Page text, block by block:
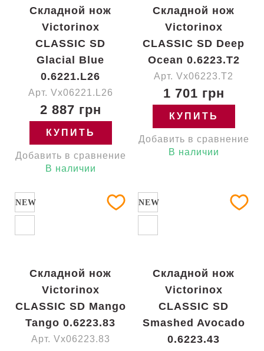
Складной нож
Victorinox
CLASSIC SD
Glacial Blue
0.6221.L26
Арт. Vx06221.L26
2 887 грн
КУПИТЬ
Добавить в сравнение
В наличии
Складной нож
Victorinox
CLASSIC SD Deep
Ocean 0.6223.T2
Арт. Vx06223.T2
1 701 грн
КУПИТЬ
Добавить в сравнение
В наличии
NEW
Складной нож
Victorinox
CLASSIC SD Mango
Tango 0.6223.83
Арт. Vx06223.83
NEW
Складной нож
Victorinox
CLASSIC SD
Smashed Avocado
0.6223.43